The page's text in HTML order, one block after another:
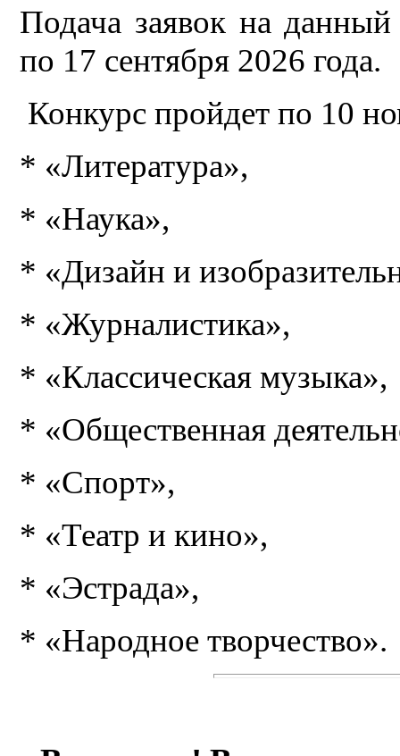
Подача заявок на
по 17 сентября 2026 года.
Конкурс пройдет по 10
* «Литература»,
* «Наука»,
* «Дизайн и
* «Журналистика»,
* «Классическая музыка»,
* «Общественная
* «Спорт»,
* «Театр и кино»,
* «Эстрада»,
* «Народное творчество».